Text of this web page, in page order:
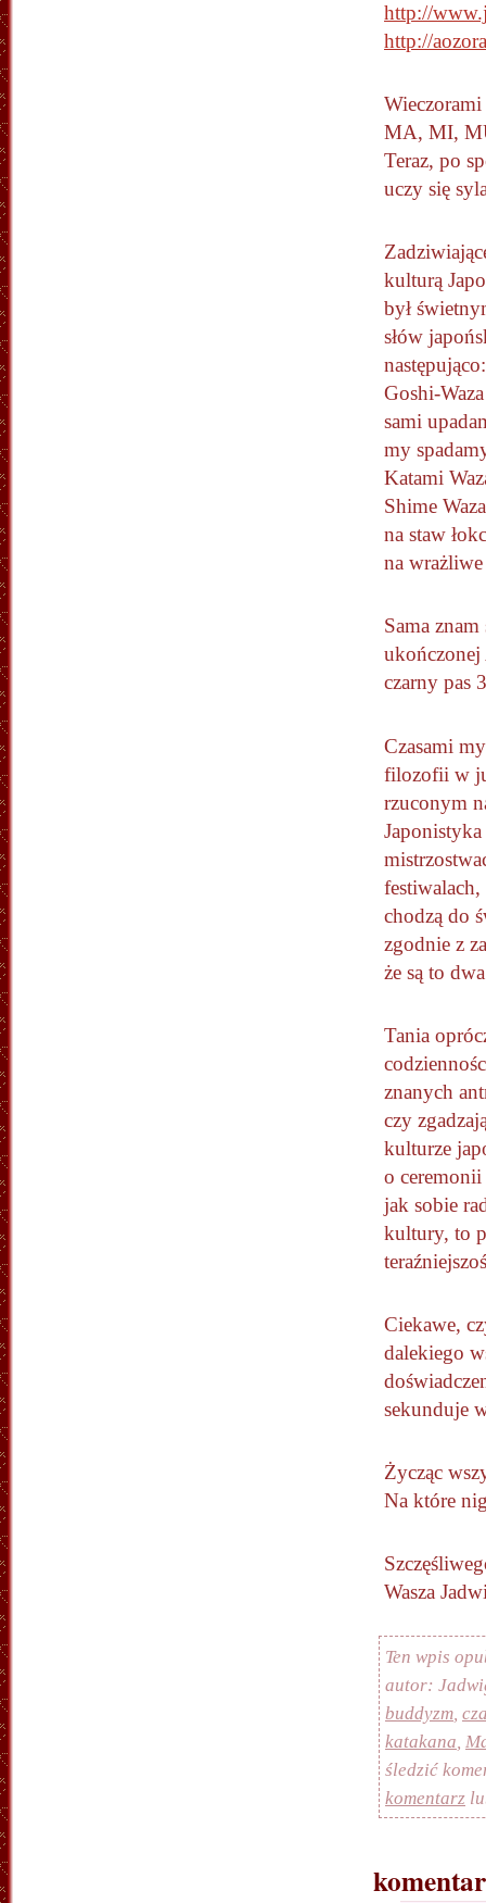
http://
http://
Wieczorami
MA, MI,
Teraz, po
uczy się
kulturą
był
słów
Goshi-
sami
my
Katami
Shime
na staw
na wrażliwe
Sama
ukończonej
czarny pas
Czasami
filozofii w
rzuconym
chodzą do
zgodnie z
że są to
Tania
znanych
czy
kulturze
o ceremonii
jak sobie
kultury, to
Ciekawe,
dalekiego
sekunduje
Życząc
Na które
Wasza
Ten wpis
autor:
buddyzm,
katakana,
śledzić
komentarz